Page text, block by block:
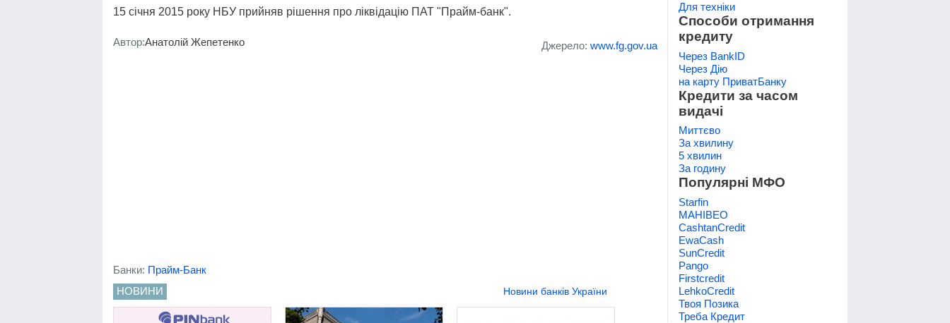
15 січня 2015 року НБУ прийняв рішення про ліквідацію ПАТ "Прайм-банк".
Автор:Анатолій Жепетенко Джерело: www.fg.gov.ua
Банки: Прайм-Банк
НОВИНИ
Новини банків України
Для техніки
Способи отримання
кредиту
Через BankID
Через Дію
на карту ПриватБанку
Кредити за часом
видачі
Миттєво
За хвилину
5 хвилин
За годину
Популярні МФО
Starfin
МАНІВЕО
CashtanCredit
EwaCash
SunCredit
Pango
Firstcredit
LehkoCredit
Твоя Позика
Треба Кредит